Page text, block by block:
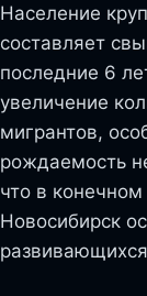
Население
составляет
последние 6
увеличение
мигрантов,
рождаемость
что в
Новосибирск